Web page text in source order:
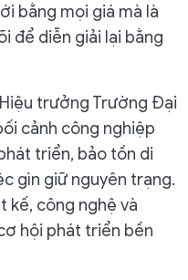
bằng mọi giá mà là
để diễn giải lại bằng
Hiệu trưởng Trường Đại
cảnh công nghiệp
triển, bảo tồn di
gìn giữ nguyên trạng.
kế, công nghệ và
hội phát triển bền